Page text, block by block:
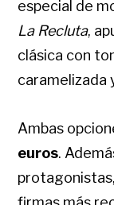
especial de
La Recluta,
clásica con
caramelizada
Ambas
euros.